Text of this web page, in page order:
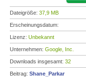
Dateigröße: 37,9 MB
Erscheinungsdatum:
Lizenz: Unbekannt
Unternehmen: Google, Inc.
Downloads insgesamt: 32
Beitrag: Shane_Parkar